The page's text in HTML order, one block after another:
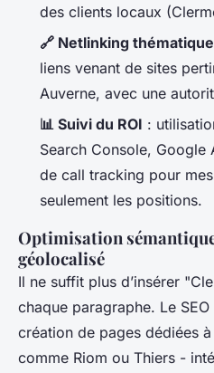
des clients locaux
🔗 Netlinking
liens venant de sites
Auverne, avec une
📊 Suivi du ROI :
Search Console, Google
de call tracking pour
seulement les positions.
Optimisation
géolocalisé
Il ne suffit plus d’insérer
chaque paragraphe. Le
création de pages dédiées
comme Riom ou Thiers -